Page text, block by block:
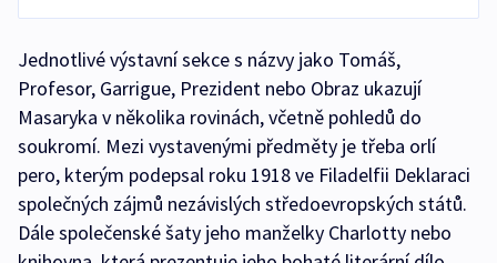
Jednotlivé výstavní sekce s názvy jako Tomáš,
Profesor, Garrigue, Prezident nebo Obraz ukazují
Masaryka v několika rovinách, včetně pohledů do
soukromí. Mezi vystavenými předměty je třeba orlí
pero, kterým podepsal roku 1918 ve Filadelfii Deklaraci
společných zájmů nezávislých středoevropských států.
Dále společenské šaty jeho manželky Charlotty nebo